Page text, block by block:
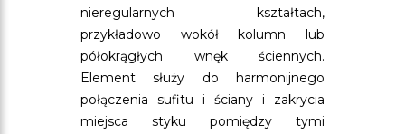
nieregularnych kształtach,
przykładowo wokół kolumn lub
półokrągłych wnęk ściennych.
Element służy do harmonijnego
połączenia sufitu i ściany i zakrycia
miejsca styku pomiędzy tymi